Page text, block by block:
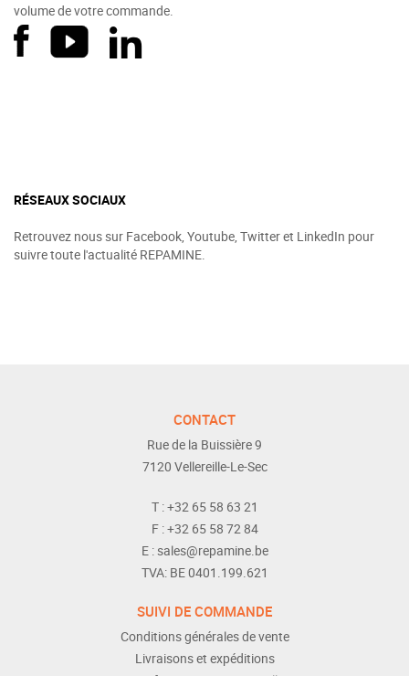
volume de votre commande.
RÉSEAUX SOCIAUX
Retrouvez nous sur Facebook, Youtube, Twitter et LinkedIn pour
suivre toute l'actualité REPAMINE.
CONTACT
Rue de la Buissière 9
7120 Vellereille-Le-Sec
T :+32 65 58 63 21
F :+32 65 58 72 84
E :sales@repamine.be
TVA: BE 0401.199.621
SUIVI DE COMMANDE
Conditions générales de vente
Livraisons et expéditions